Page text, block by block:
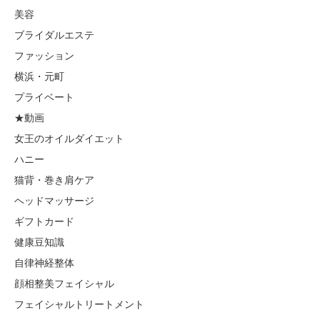
美容
ブライダルエステ
ファッション
横浜・元町
プライベート
★動画
女王のオイルダイエット
ハニー
猫背・巻き肩ケア
ヘッドマッサージ
ギフトカード
健康豆知識
自律神経整体
顔相整美フェイシャル
フェイシャルトリートメント